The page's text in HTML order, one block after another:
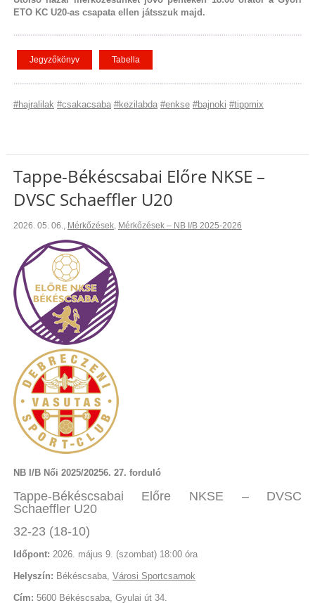
ETO KC U20-as csapata ellen játsszuk majd.
Jegyzőkönyv Tabella
#hajralilak #csakacsaba #kezilabda #enkse #bajnoki #tippmix
Tappe-Békéscsabai Előre NKSE –
DVSC Schaeffler U20
2026. 05. 06. Mérkőzések, Mérkőzések – NB I/B 2025-2026
NB I/B Női 2025/20256. 27. forduló
Tappe-Békéscsabai Előre NKSE – DVSC
Schaeffler U20
32-23 (18-10)
Időpont: 2026. május 9. (szombat) 18:00 óra
Helyszín: Békéscsaba, Városi Sportcsarnok
Cím: 5600 Békéscsaba, Gyulai út 34.